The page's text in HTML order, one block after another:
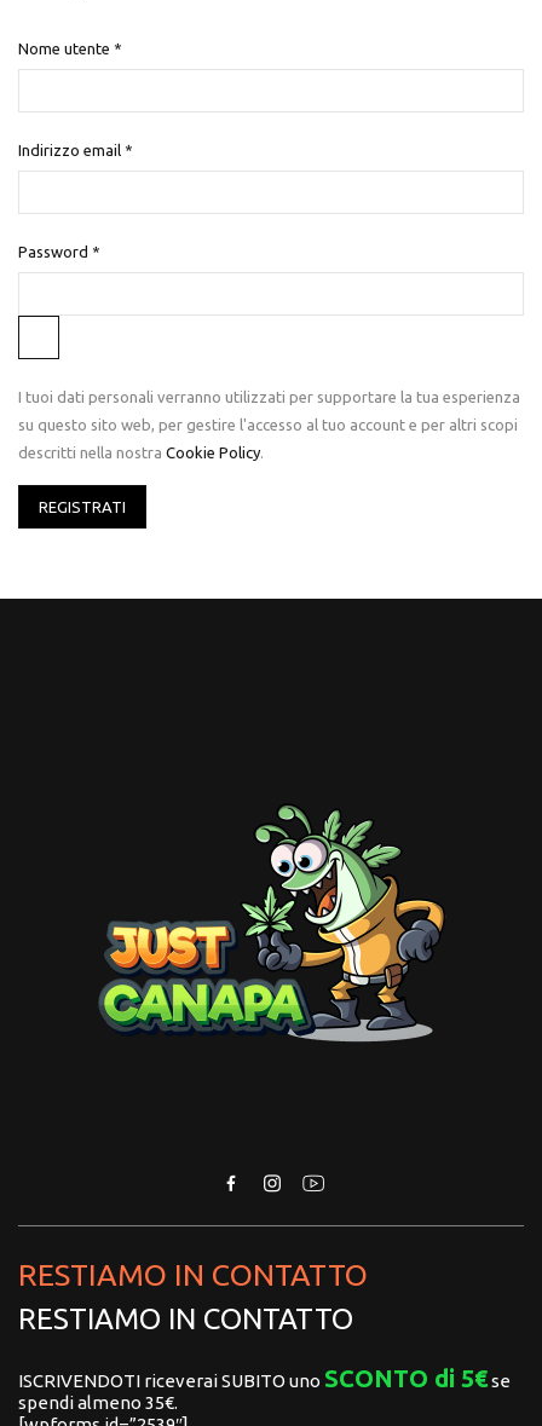
Nome utente *
Indirizzo email *
Password *
I tuoi dati personali verranno utilizzati per supportare la tua esperienza
su questo sito web, per gestire l'accesso al tuo account e per altri scopi
descritti nella nostra Cookie Policy.
REGISTRATI
RESTIAMO IN CONTATTO
RESTIAMO IN CONTATTO
ISCRIVENDOTI riceverai SUBITO uno SCONTO di 5€se
spendi almeno 35€.